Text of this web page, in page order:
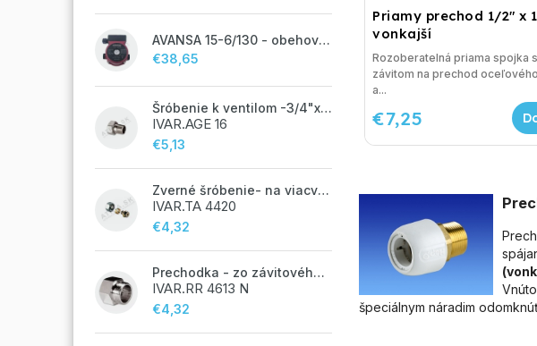
AVANSA 15-6/130 - obehové čerpadlo, pripojovací závit 1"
€38,65
Šróbenie k ventilom -3/4"x 1/2"
IVAR.AGE 16
€5,13
Zverné šróbenie- na viacvrstvové potrubie ALPEX - 14x2 ALU-EK
IVAR.TA 4420
€4,32
Prechodka - zo závitového potrubia na zverné šróbenie - 3/4"FxEK; nikel
IVAR.RR 4613 N
€4,32
Priamy prechod 1/2" x
vonkajší
€7,25
Rozoberatelná priama spojka
závitom na prechod
a...
špeciálnym náradim